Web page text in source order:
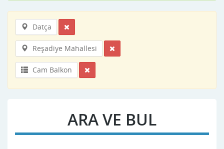
Datça
Reşadiye Mahallesi
Cam Balkon
ARA VE BUL